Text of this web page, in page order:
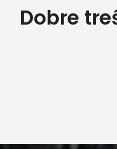
SkipDobre